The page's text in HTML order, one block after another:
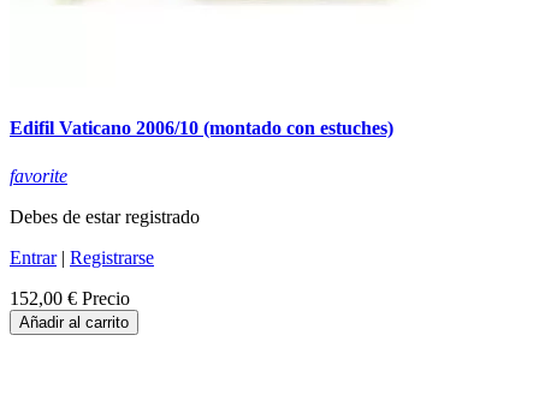
Edifil Vaticano 2006/10 (montado con estuches)
favorite
Debes de estar registrado
Entrar| Registrarse
152,00 € Precio
Añadir al carrito